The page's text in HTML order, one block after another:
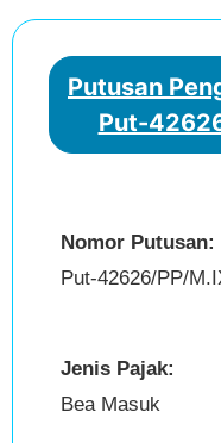
Putusan
Put-
Nomor Putusan:
Put-42626/PP/
Jenis Pajak:
Bea Masuk